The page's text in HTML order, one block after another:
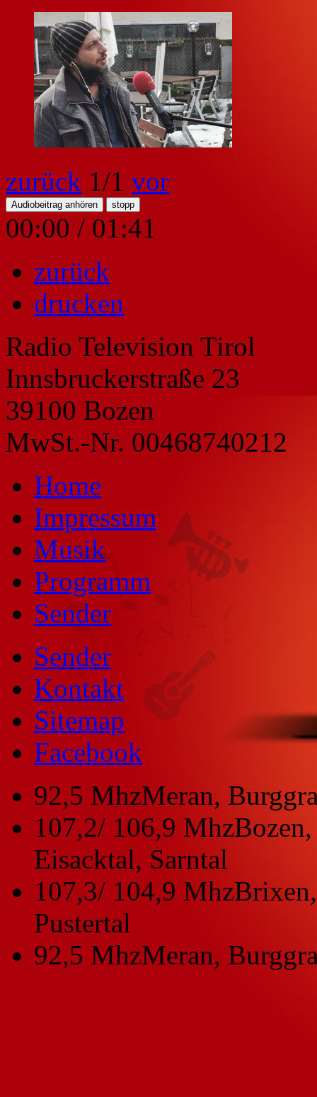
zurück 1/1 vor
Audiobeitrag anhören stopp
00:00 / 01:41
zurück
drucken
Radio Television Tirol
Innsbruckerstraße 23
39100 Bozen
MwSt.-Nr. 00468740212
Home
Impressum
Musik
Programm
Sender
Sender
Kontakt
Sitemap
Facebook
92,5 MhzMeran,
107,2/ 106,9 Mhz
Eisacktal, Sarntal
107,3/ 104,9 Mhz
Pustertal
92,5 MhzMeran,